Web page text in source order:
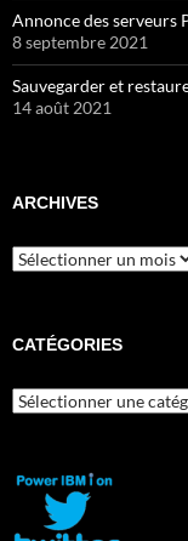
Annonce des serveurs
8 septembre 2021
Sauvegarder et
14 août 2021
ARCHIVES
Archives
CATÉGORIES
Catégories